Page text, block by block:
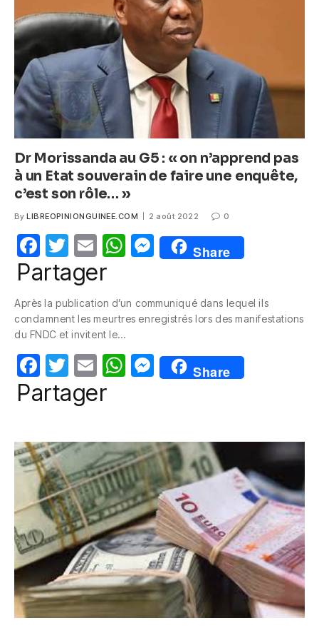
o
k
p er
Dr Morissanda au G5 : « on n’apprend pas
à un Etat souverain de faire une enquête,
c’est son rôle… »
By LIBREOPINIONGUINEE.COM 2 août 2022 0
F
a
e
b
o
o
k
T
w
itt
er
E
m
W
s
p
p
M
e
e
g
er
Share
Partager
Après la publication d’un communiqué dans lequel ils
condamnent les meurtres enregistrés lors des manifestations
du FNDC et invitent le…
F
a
b
o
o
k
T
w
itt
E
m
W
A
p
p
M
e
n
g
er
Share
Partager